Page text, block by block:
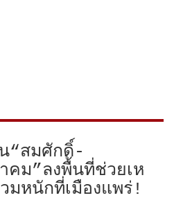
“สมศักดิ์-
ม”ลงพื้นที่ช่วยเห
หนักที่เมืองแพร่!